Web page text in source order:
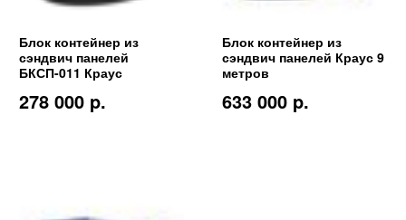
Блок контейнер из
сэндвич панелей
БКСП-011 Краус
278 000 p.
Блок контейнер из
сэндвич панелей Краус 9
метров
633 000 p.